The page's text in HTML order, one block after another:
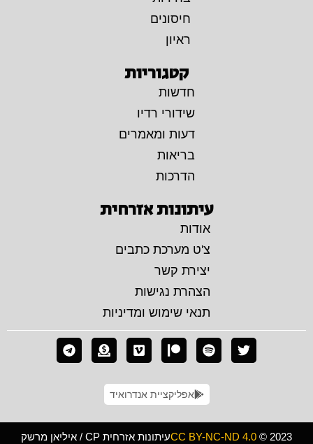
חיסונים
ראיון
קטגוריות
חדשות
שידורי רדיו
דעות ומאמרים
בריאות
הדרכות
עיתונות אזרחית
אודות
צ'ט מערכת כתבים
יצירת קשר
הצהרת נגישות
תנאי שימוש ומדיניות
אפליקציית אנדרואיד
CC BY-NC-ND 4.0 © 2023 עיתונות אזרחית CP / איליאן מרשק